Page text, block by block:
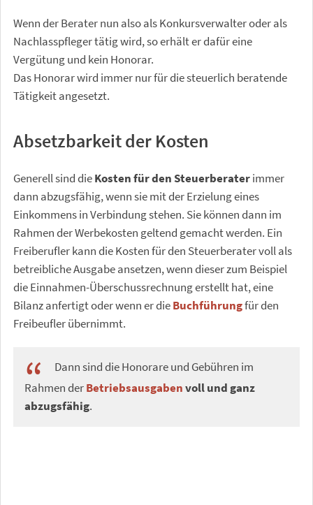
Wenn der Berater nun also als Konkursverwalter oder als
Nachlasspfleger tätig wird, so erhält er dafür eine
Vergütung und kein Honorar.
Das Honorar wird immer nur für die steuerlich beratende
Tätigkeit angesetzt.
Absetzbarkeit der Kosten
Generell sind dieKosten für den Steuerberaterimmer
dann abzugsfähig, wenn sie mit der Erzielung eines
Einkommens in Verbindung stehen. Sie können dann im
Rahmen der Werbekosten geltend gemacht werden. Ein
Freiberufler kann die Kosten für den Steuerberater voll als
betreibliche Ausgabe ansetzen, wenn dieser zum Beispiel
die Einnahmen-Überschussrechnung erstellt hat, eine
Bilanz anfertigt oder wenn er dieBuchführungfür den
Freibeufler übernimmt.
Dann sind die Honorare und Gebühren im
Rahmen derBetriebsausgabenvoll und ganz
abzugsfähig.